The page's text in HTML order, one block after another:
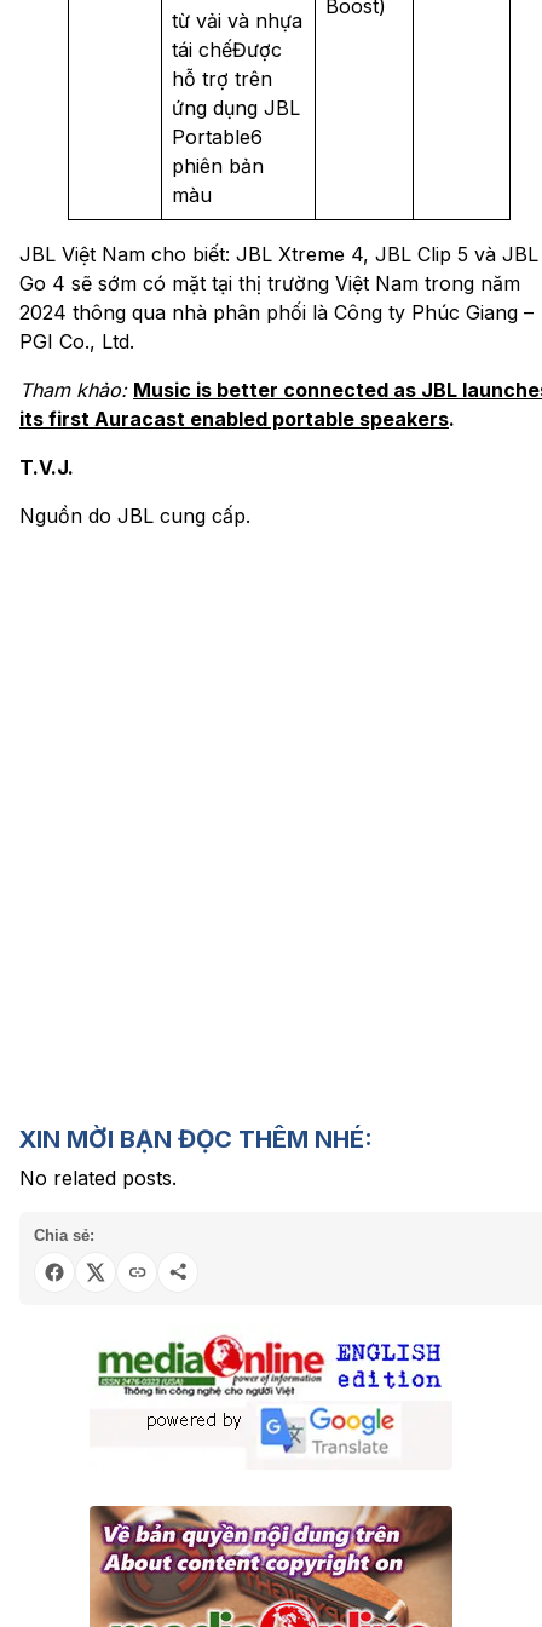
từ vải và nhựa
tái chếĐược
hỗ trợ trên
ứng dụng JBL
Portable6
phiên bản
màu
Boost)
JBL Việt Nam cho biết: JBL Xtreme 4, JBL Clip 5 và JBL
Go 4 sẽ sớm có mặt tại thị trường Việt Nam trong năm
2024 thông qua nhà phân phối là Công ty Phúc Giang –
PGI Co., Ltd.
Tham khảo: Music is better connected as JBL
its first Auracast enabled portable speakers.
T.V.J.
Nguồn do JBL cung cấp.
XIN MỜI BẠN ĐỌC THÊM NHÉ:
No related posts.
Chia sẻ: